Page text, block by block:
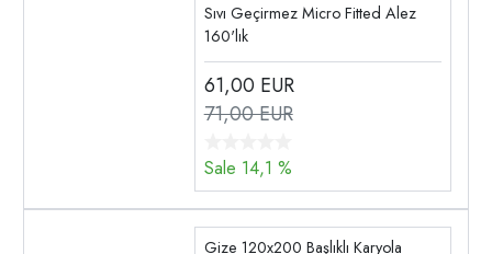
Sıvı Geçirmez Micro Fitted Alez
160'lık
61,00 EUR
71,00 EUR
Sale 14,1 %
Gize 120x200 Başlıklı Karyola